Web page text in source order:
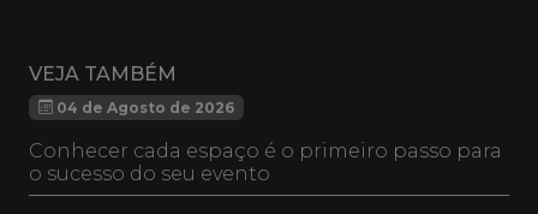
VEJA TAMBÉM
04 de Agosto de 2026
Conhecer cada espaço é o primeiro passo para
o sucesso do seu evento